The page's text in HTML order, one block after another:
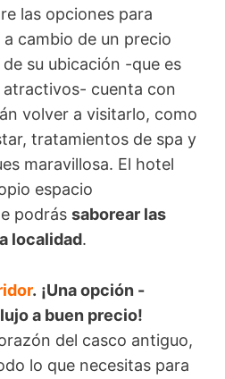
las opciones para
a cambio de un precio
su ubicación -que es
atractivos- cuenta con
volver a visitarlo, como
tratamientos de spa y
maravillosa. El hotel
espacio
podrás saborear las
localidad.
. ¡Una opción -
a buen precio!
del casco antiguo,
lo que necesitas para